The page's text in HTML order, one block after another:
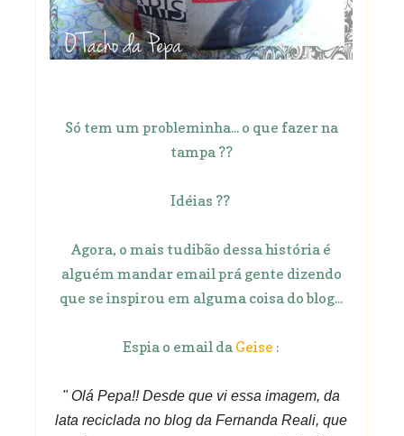
Só tem um probleminha... o que fazer na
tampa ??
Idéias ??
Agora, o mais tudibão dessa história é
alguém mandar email prá gente dizendo
que se inspirou em alguma coisa do blog...
Espia o email da Geise :
" Olá Pepa!! Desde que vi essa imagem, da
lata reciclada no blog da Fernanda Reali, que